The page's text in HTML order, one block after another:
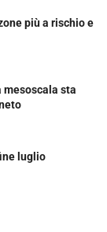
più a rischio e
mesoscala sta
luglio